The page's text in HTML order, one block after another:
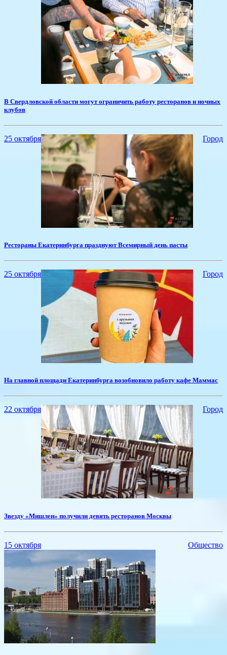
​В Свердловской области могут ограничить работу ресторанов и ночных
клубов
25 октября Город
Рестораны Екатеринбурга празднуют Всемирный день пасты
25 октября Город
На главной площади Екатеринбурга возобновило работу кафе Маммас
22 октября Город
​Звезду «Мишлен» получили девять ресторанов Москвы
15 октября Общество